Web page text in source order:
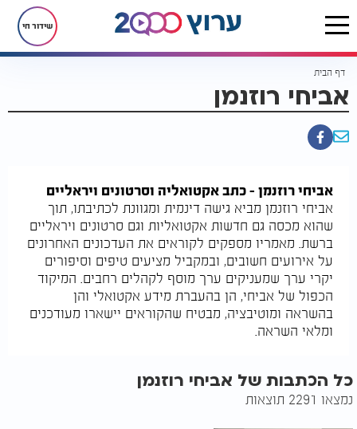
שידור חי
דף הבית
אביחי רוזנמן
אביחי רוזנמן – כתב אקטואליה וסרטונים ויראליים
אביחי רוזנמן מביא גישה דינמית ומגוונת לכתיבתו, תוך
שהוא מכסה גם חדשות אקטואליות וגם סרטונים ויראליים
ברשת. מאמריו מספקים לקוראים את העדכונים האחרונים
על אירועים חשובים, ובמקביל מציעים טיפים וסיפורים
יקרי ערך שמעניקים ערך מוסף לקהלים רחבים. המיקוד
הכפול של אביחי, הן בהעברת מידע אקטואלי והן
בהשראה ומוטיבציה, מבטיח שהקוראים יישארו מעודכנים
ומלאי השראה.
כל הכתבות של אביחי רוזנמן
נמצאו 2291 תוצאות